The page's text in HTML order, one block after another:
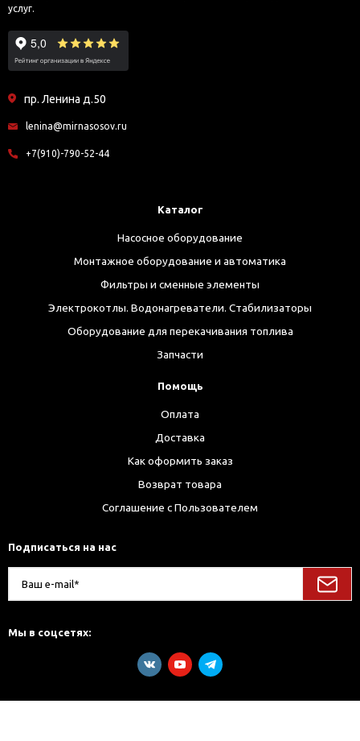
услуг.
пр. Ленина д.50
lenina@mirnasosov.ru
+7(910)-790-52-44
Каталог
Насосное оборудование
Монтажное оборудование и автоматика
Фильтры и сменные элементы
Электрокотлы. Водонагреватели. Стабилизаторы
Оборудование для перекачивания топлива
Запчасти
Помощь
Оплата
Доставка
Как оформить заказ
Возврат товара
Соглашение с Пользователем
Подписаться на нас
Мы в соцсетях: